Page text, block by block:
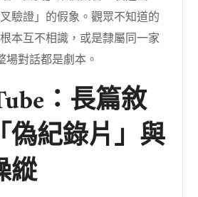
驗證」的假象。觀眾不知道的
本互不相識，或是隸屬同一家
場對話都是劇本。
：長篇敘
偽紀錄片」與
縱